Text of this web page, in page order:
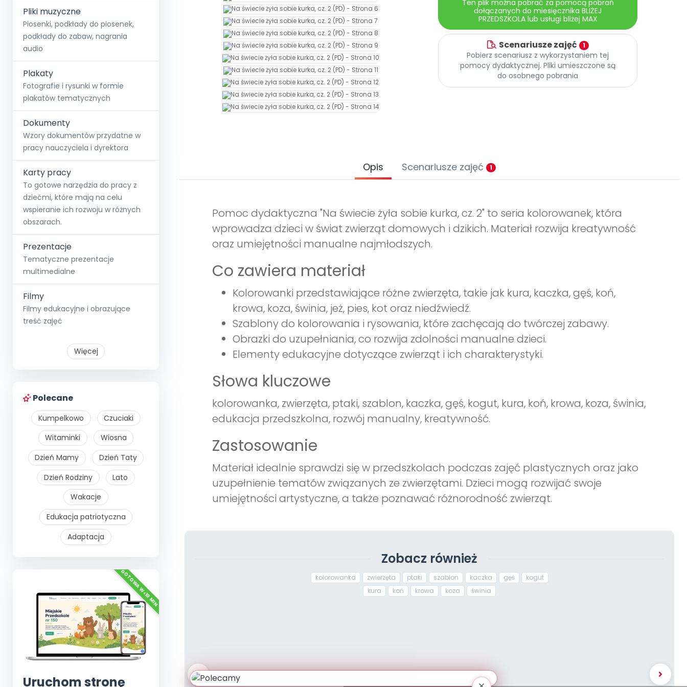
Pliki muzyczne
Piosenki, podkłady do piosenek,
podkłady do zabaw, nagrania
audio
Plakaty
Fotografie i rysunki w formie
plakatów tematycznych
Dokumenty
Wzory dokumentów przydatne w
pracy nauczyciela i dyrektora
Karty pracy
To gotowe narzędzia do pracy z
dziećmi, które mają na celu
wspieranie ich rozwoju w różnych
obszarach.
Prezentacje
Tematyczne prezentacje
multimedialne
Filmy
Filmy edukacyjne i obrazujące
treść zajęć
Więcej
Polecane
Kumpelkowo
Czuciaki
Witaminki
Wiosna
Dzień Mamy
Dzień Taty
Dzień Rodziny
Lato
Wakacje
Edukacja patriotyczna
Adaptacja
Uruchom stronę
Ten plik można pobrać za pomocą pobrań
dołączanych do miesięcznika BLIŻEJ
PRZEDSZKOLA lub usługi bliżej MAX
Scenariusze zajęć 1
Pobierz scenariusz z wykorzystaniem tej
pomocy dydaktycznej. Pliki umieszczone są
do osobnego pobrania
Opis Scenariusze zajęć 1
Pomoc dydaktyczna "Na świecie żyła sobie kurka, cz. 2" to seria kolorowanek, która
wprowadza dzieci w świat zwierząt domowych i dzikich. Materiał rozwija kreatywność
oraz umiejętności manualne najmłodszych.
Co zawiera materiał
Kolorowanki przedstawiające różne zwierzęta, takie jak kura, kaczka, gęś, koń,
krowa, koza, świnia, jeż, pies, kot oraz niedźwiedź.
Szablony do kolorowania i rysowania, które zachęcają do twórczej zabawy.
Obrazki do uzupełniania, co rozwija zdolności manualne dzieci.
Elementy edukacyjne dotyczące zwierząt i ich charakterystyki.
Słowa kluczowe
kolorowanka, zwierzęta, ptaki, szablon, kaczka, gęś, kogut, kura, koń, krowa, koza, świnia,
edukacja przedszkolna, rozwój manualny, kreatywność.
Zastosowanie
Materiał idealnie sprawdzi się w przedszkolach podczas zajęć plastycznych oraz jako
uzupełnienie tematów związanych ze zwierzętami. Dzieci mogą rozwijać swoje
umiejętności artystyczne, a także poznawać różnorodność zwierząt.
Zobacz również
kolorowanka zwierzęta ptaki szablon kaczka gęś
kogut
kura
koń krowa koza świnia